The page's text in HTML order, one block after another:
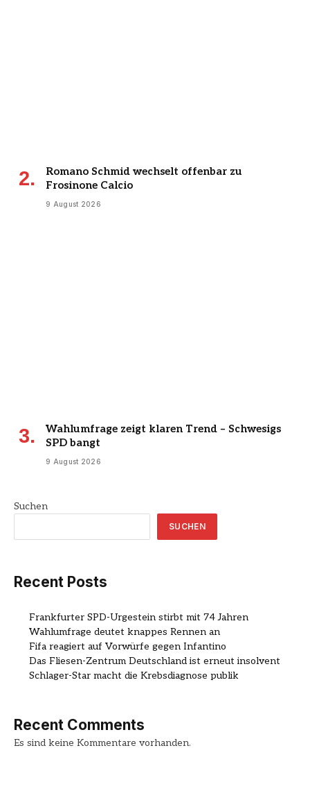
Romano Schmid wechselt offenbar zu
Frosinone Calcio
9 August 2026
Wahlumfrage zeigt klaren Trend – Schwesigs
SPD bangt
9 August 2026
Suchen
SUCHEN
Recent Posts
Frankfurter SPD-Urgestein stirbt mit 74 Jahren
Wahlumfrage deutet knappes Rennen an
Fifa reagiert auf Vorwürfe gegen Infantino
Das Fliesen-Zentrum Deutschland ist erneut insolvent
Schlager-Star macht die Krebsdiagnose publik
Recent Comments
Es sind keine Kommentare vorhanden.